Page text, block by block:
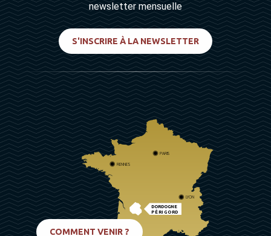
newsletter mensuelle
S'INSCRIRE À LA NEWSLETTER
DORDOGNE
PÉRIGORD
PARIS
RENNES
LYON
COMMENT VENIR ?